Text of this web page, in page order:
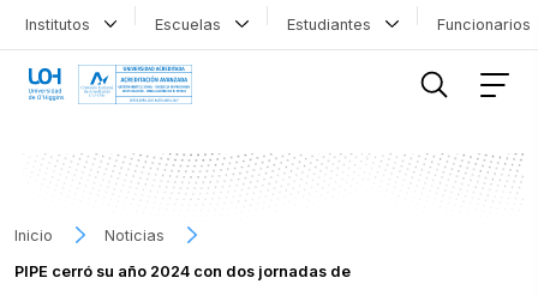
Institutos Escuelas Estudiantes
Inicio
Noticias
PIPE cerró su año 2024 con dos jornadas de